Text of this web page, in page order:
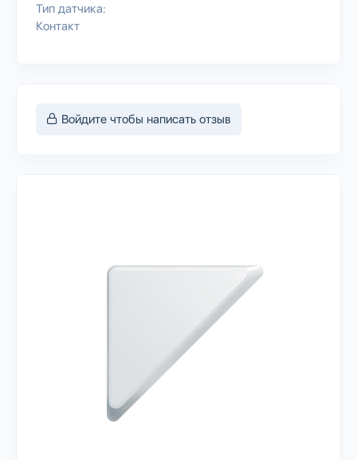
Тип датчика:
Контакт
Войдите чтобы написать отзыв